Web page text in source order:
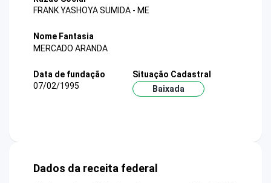
FRANK YASHOYA SUMIDA - ME
Nome Fantasia
MERCADO ARANDA
Data de fundação
07/02/1995
Situação Cadastral
Baixada
Dados da receita federal